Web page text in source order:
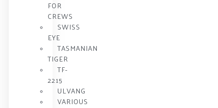
FOR
CREWS
SWISS
EYE
TASMANIAN
TIGER
TF-
2215
ULVANG
VARIOUS